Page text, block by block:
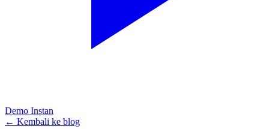
Demo Instan
← Kembali ke blog